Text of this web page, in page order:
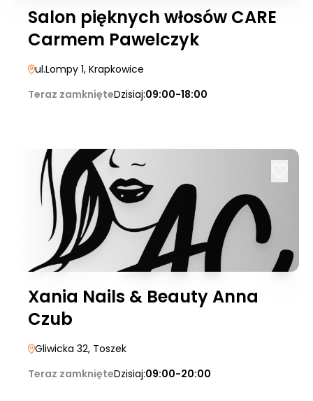
Salon pięknych włosów CARE
Carmem Pawelczyk
ul.Lompy 1, Krapkowice
Teraz zamknięteDzisiaj:09:00-18:00
Xania Nails & Beauty Anna
Czub
Gliwicka 32, Toszek
Teraz zamknięteDzisiaj:09:00-20:00